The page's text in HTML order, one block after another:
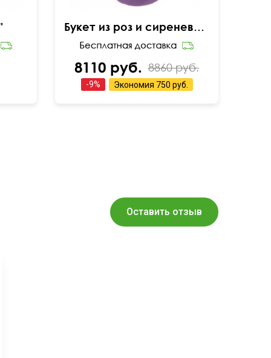
Букет из роз и сиреневой статицы
8110 руб. 8860 руб.
-9% Экономия 750 руб.
Оставить отзыв